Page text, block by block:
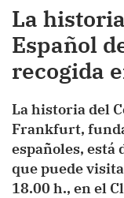
La
Español
recogida
La historia del
Frankfurt,
españoles, está
que puede
18.00 h., en el